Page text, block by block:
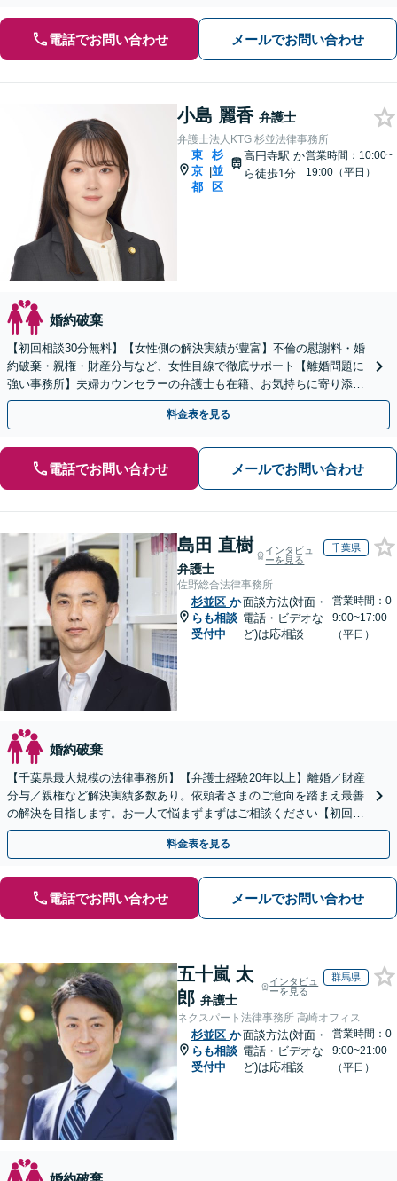
電話でお問い合わせ メールでお問い合わせ
小島 麗香 弁護士
弁護士法人KTG 杉並法律事務所
東
京
都
|
杉
並
区
高円寺駅 か
ら徒歩1分
営業時間：10:00~
19:00（平日）
婚約破棄
【初回相談30分無料】【女性側の解決実績が豊富】不倫の慰謝料・婚
約破棄・親権・財産分与など、女性目線で徹底サポート【離婚問題に
強い事務所】夫婦カウンセラーの弁護士も在籍、お気持ちに寄り添っ
て解決策をご提案【お子様連れ】【土日祝・夜間面談可】
料金表を見る
電話でお問い合わせ メールでお問い合わせ
島田 直樹
弁護士
インタビュ
ーを見る
千葉県
佐野総合法律事務所
杉並区 か
らも相談
受付中
面談方法(対面・
電話・ビデオな
ど)は応相談
営業時間：0
9:00~17:00
（平日）
婚約破棄
【千葉県最大規模の法律事務所】【弁護士経験20年以上】離婚／財産
分与／親権など解決実績多数あり。依頼者さまのご意向を踏まえ最善
の解決を目指します。お一人で悩まずまずはご相談ください【初回来
所相談無料】【電話・web面談可】【千葉中央駅5分】
料金表を見る
電話でお問い合わせ メールでお問い合わせ
五十嵐 太
郎 弁護士
インタビュ
ーを見る
群馬県
ネクスパート法律事務所 高崎オフィス
杉並区 か
らも相談
受付中
面談方法(対面・
電話・ビデオな
ど)は応相談
営業時間：0
9:00~21:00
（平日）